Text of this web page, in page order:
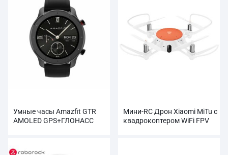
Умные часы Amazfit GTR
AMOLED GPS+ГЛОНАСС
Мини-RC Дрон Xiaomi MiTu с
квадрокоптером WiFi FPV